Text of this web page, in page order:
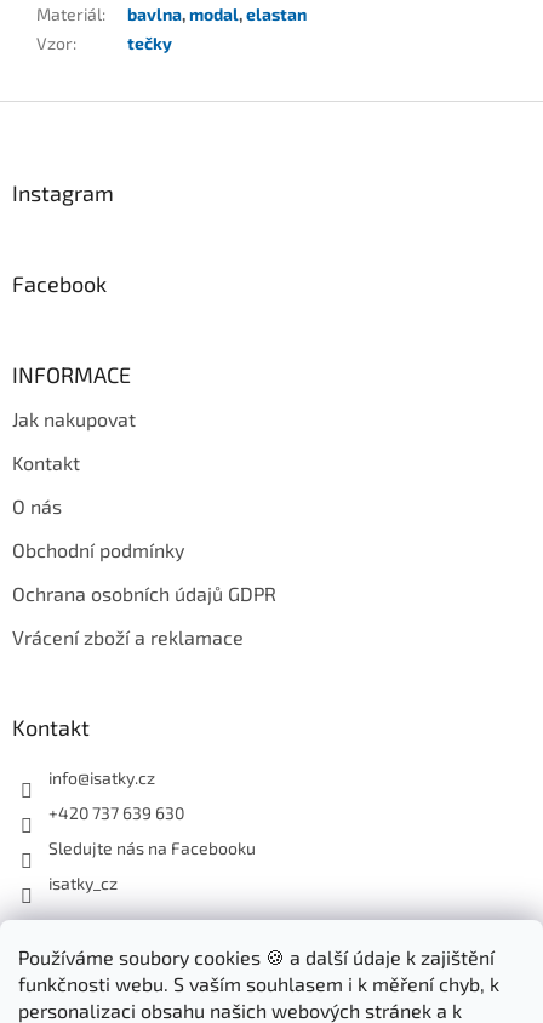
Používáme soubory cookies 🍪 a další údaje k zajištění
funkčnosti webu. S vaším souhlasem i k měření chyb, k
personalizaci obsahu našich webových stránek a k
Materiál: bavlna,modal,elastan
Vzor: tečky
Instagram
Facebook
INFORMACE
Jak nakupovat
Kontakt
O nás
Obchodní podmínky
Ochrana osobních údajů GDPR
Vrácení zboží a reklamace
Kontakt
info@isatky.cz
+420 737 639 630
Sledujte nás na Facebooku
isatky_cz
Odebírat newsletter
Vložte svůj e-mail a my vám budeme zasílat informace o nových